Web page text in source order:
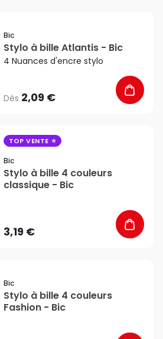
Bic
Stylo à bille Atlantis - Bic
4 Nuances d'encre stylo
Dès 2,09 €
TOP VENTE
Bic
Stylo à bille 4 couleurs
classique - Bic
3,19 €
Bic
Stylo à bille 4 couleurs
Fashion - Bic